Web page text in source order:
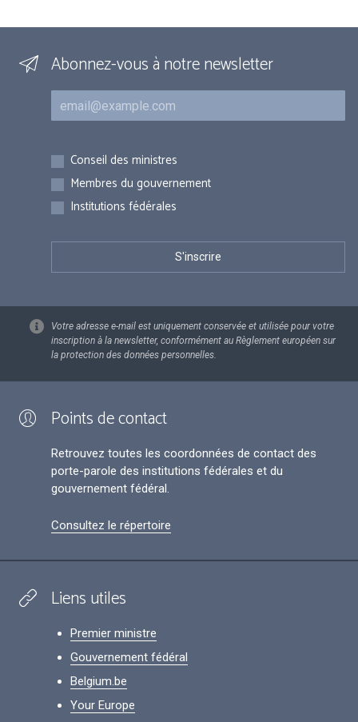
Abonnez-vous à notre newsletter
Courriel
Inscriptions
Conseil des ministres
Membres du gouvernement
Institutions fédérales
Votre adresse e-mail est uniquement conservée et utilisée pour votre
inscription à la newsletter, conformément au Règlement européen sur
la protection des données personnelles.
Points de contact
Retrouvez toutes les coordonnées de contact des
porte-parole des institutions fédérales et du
gouvernement fédéral.
Consultez le répertoire
Liens utiles
Premier ministre
Gouvernement fédéral
Belgium.be
Your Europe